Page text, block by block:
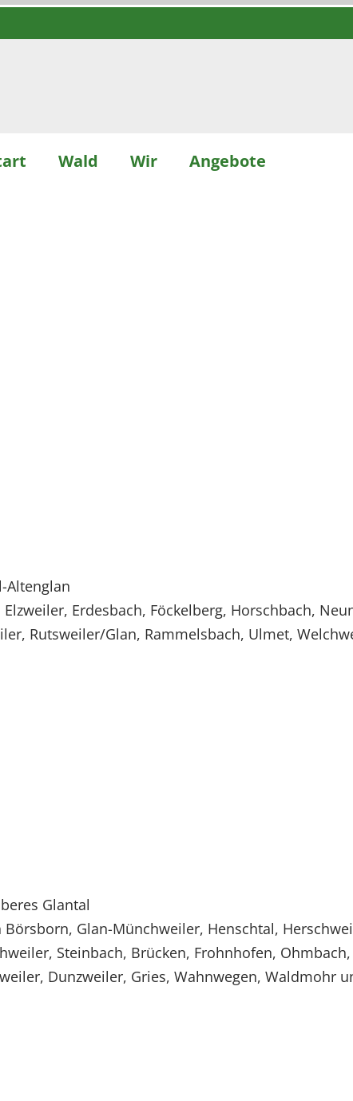
Wald Wir Angebote
Altenglan
Erdesbach, Föckelberg, Horschbach,
Rutsweiler/Glan, Rammelsbach, Ulmet,
Glantal
Glan-Münchweiler, Henschtal,
Steinbach, Brücken, Frohnhofen,
Dunzweiler, Gries, Wahnwegen, Waldmohr